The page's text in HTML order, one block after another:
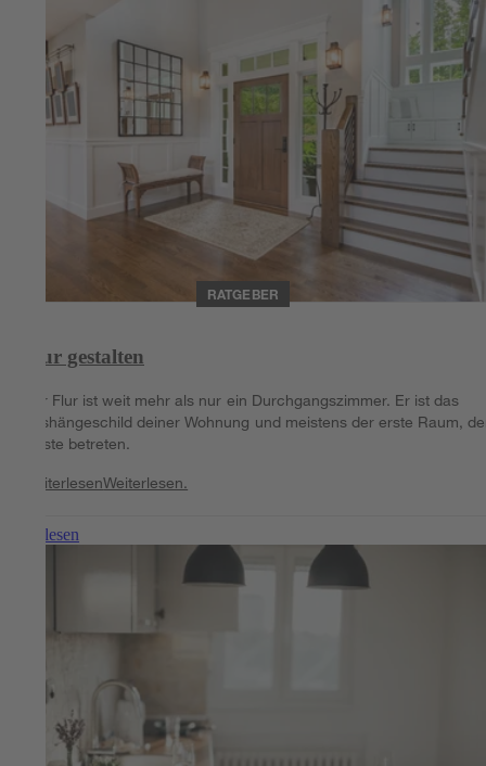
RATGEBER
Flur gestalten
Der Flur ist weit mehr als nur ein Durchgangszimmer. Er ist das
Aushängeschild deiner Wohnung und meistens der erste Raum,
Gäste betreten.
WeiterlesenWeiterlesen.
Weiterlesen